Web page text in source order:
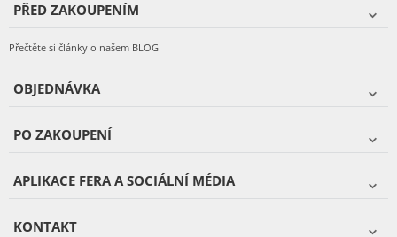
PŘED ZAKOUPENÍM
Přečtěte si články o našem BLOG
OBJEDNÁVKA
PO ZAKOUPENÍ
APLIKACE FERA A SOCIÁLNÍ MÉDIA
KONTAKT